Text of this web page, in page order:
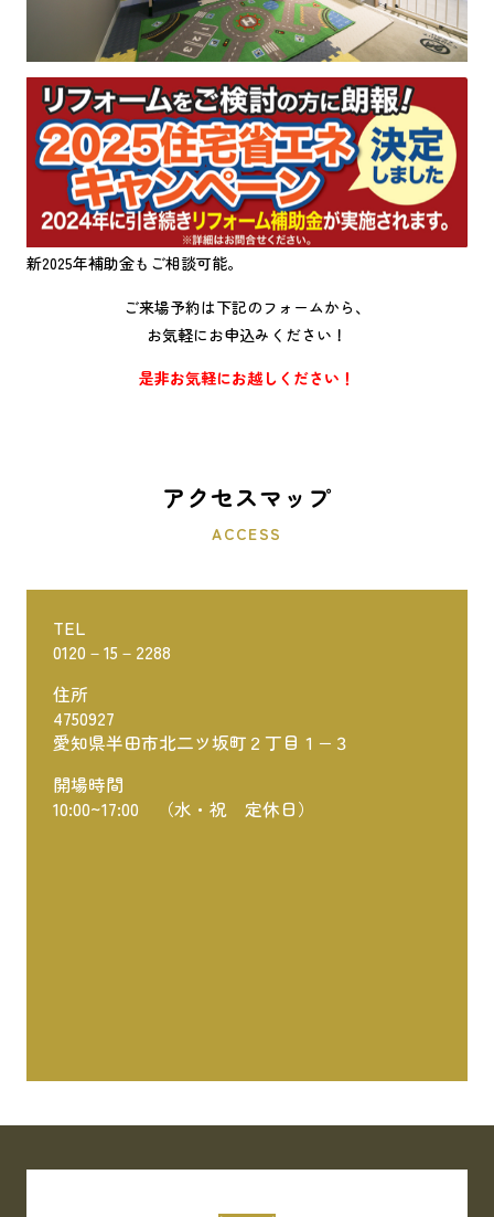
新2025年補助金もご相談可能。
ご来場予約は下記のフォームから、
お気軽にお申込みください！
是非お気軽にお越しください！
アクセスマップ
ACCESS
TEL
0120－15－2288
住所
4750927
愛知県半田市北二ツ坂町２丁目１−３
開場時間
10:00~17:00 （水・祝 定休日）